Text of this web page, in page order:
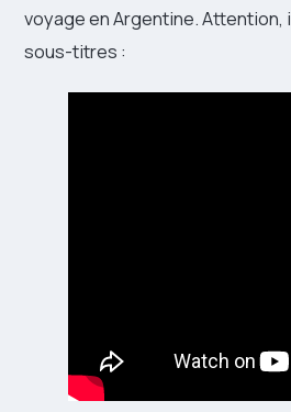
voyage en Argentine. Attention,
sous-titres :